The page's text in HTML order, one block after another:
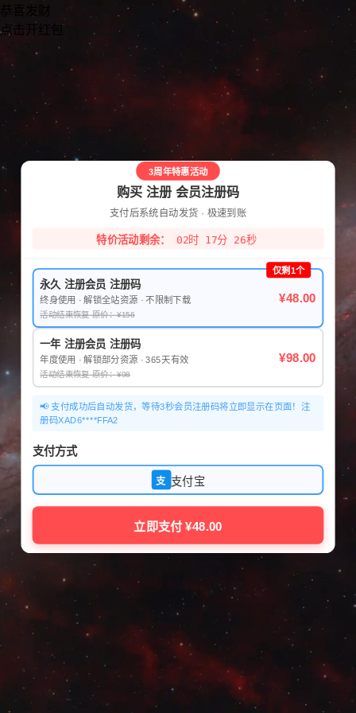
恭喜发财
点击开红包
3周年特惠活动
购买 注册 会员注册码
支付后系统自动发货 · 极速到账
特价活动剩余： 02时 17分 26秒
仅剩1个
永久 注册会员 注册码
终身使用 · 解锁全站资源 · 不限制下载
活动结束恢复 原价：¥156
¥48.00
一年 注册会员 注册码
年度使用 · 解锁部分资源 · 365天有效
活动结束恢复 原价：¥98
¥98.00
📢 支付成功后自动发货，等待3秒会员注册码将立即显示在页面！注
册码XAD6****FFA2
支付方式
支 支付宝
立即支付 ¥48.00